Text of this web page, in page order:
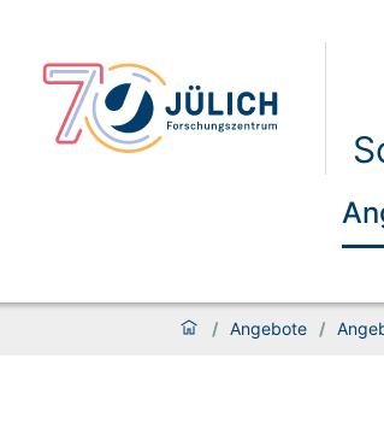
/ Angebote /